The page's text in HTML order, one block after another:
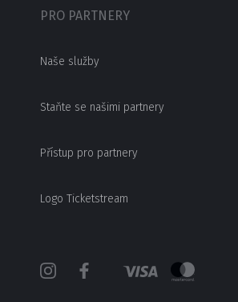
PRO PARTNERY
Naše služby
Staňte se našimi partnery
Přístup pro partnery
Logo Ticketstream